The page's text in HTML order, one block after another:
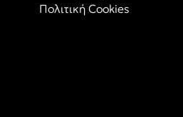
Πολιτική Cookies